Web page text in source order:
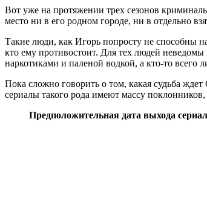
Вот уже на протяжении трех сезонов
место ни в его родном городе, ни в отдельно
Такие люди, как Игорь попросту не способны
кто ему противостоит. Для тех людей
наркотиками и паленой водкой, а кто-то всего
Пока сложно говорить о том, какая судьба
сериалы такого рода имеют массу
Предположительная дата выхода